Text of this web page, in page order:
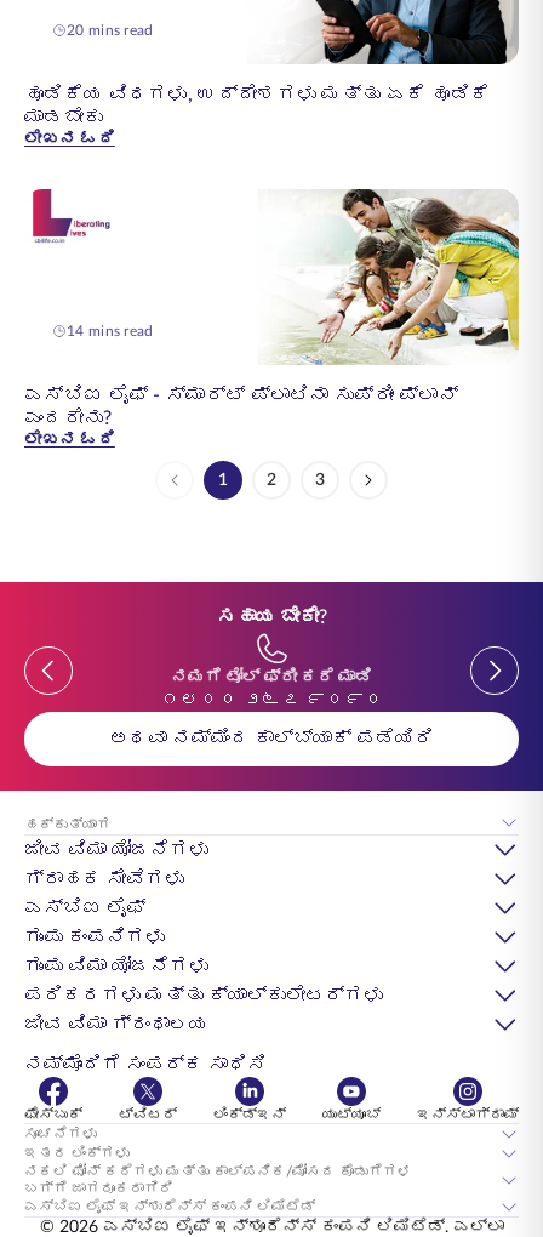
20 mins read
ಹೂಡಿಕೆಯ ವಿಧಗಳು, ಉದ್ದೇಶಗಳು ಮತ್ತು ಏಕೆ ಹೂಡಿಕೆ
ಮಾಡಬೇಕು
ಲೇಖನ ಓದಿ
14 mins read
ಎಸ್‌ಬಿಐ ಲೈಫ್ - ಸ್ಮಾರ್ಟ್ ಪ್ಲಾಟಿನಾ ಸುಪ್ರೀಂ ಪ್ಲಾನ್
ಎಂದರೇನು?
ಲೇಖನ ಓದಿ
Page
1 Page
2 Page
3
ಸಹಾಯ ಬೇಕೇ?
Previous
ನಮಗೆ ಟೋಲ್ ಫ್ರೀ ಕರೆ ಮಾಡಿ
೧೮೦೦ ೨೬೭ ೯೦೯೦
Previous
ಅಥವಾ ನಮ್ಮಿಂದ ಕಾಲ್‌ಬ್ಯಾಕ್ ಪಡೆಯಿರಿ
ಹಕ್ಕುತ್ಯಾಗ
ಜೀವ ವಿಮಾ ಯೋಜನೆಗಳು
ಗ್ರಾಹಕ ಸೇವೆಗಳು
ಎಸ್‌ಬಿಐ ಲೈಫ್
ಗುಂಪು ಕಂಪನಿಗಳು
ಗುಂಪು ವಿಮಾ ಯೋಜನೆಗಳು
ಪರಿಕರಗಳು ಮತ್ತು ಕ್ಯಾಲ್ಕುಲೇಟರ್‌ಗಳು
ಜೀವ ವಿಮಾ ಗ್ರಂಥಾಲಯ
ನಮ್ಮೊಂದಿಗೆ ಸಂಪರ್ಕ ಸಾಧಿಸಿ
ಫೇಸ್‌ಬುಕ್ ಟ್ವಿಟರ್ ಲಿಂಕ್ಡ್ಇನ್ ಯುಟ್ಯೂಬ್
ಇನ್‍ಸ್ಟಾಗ್ರಾಮ್
ಸೂಚನೆಗಳು
ಇತರ ಲಿಂಕ್‌ಗಳು
ನಕಲಿ ಫೋನ್ ಕರೆಗಳು ಮತ್ತು ಕಾಲ್ಪನಿಕ/ಮೋಸದ ಕೊಡುಗೆಗಳ
ಬಗ್ಗೆ ಜಾಗರೂಕರಾಗಿರಿ
ಎಸ್‌ಬಿಐ ಲೈಫ್ ಇನ್ಶುರೆನ್ಸ್ ಕಂಪನಿ ಲಿಮಿಟೆಡ್
© 2026 ಎಸ್‌ಬಿಐ ಲೈಫ್ ಇನ್ಶೂರೆನ್ಸ್ ಕಂಪನಿ ಲಿಮಿಟೆಡ್. ಎಲ್ಲಾ